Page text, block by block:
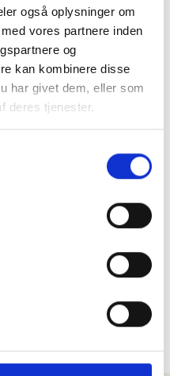
også oplysninger om
vores partnere inden
og
kan kombinere disse
har givet dem, eller som
deres tjenester.